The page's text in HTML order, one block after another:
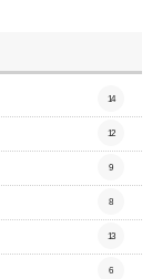
14
12
9
8
13
6